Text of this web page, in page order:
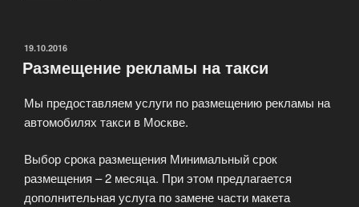
ОПУБЛИКОВАНО
19.10.2016
Размещение рекламы на такси
Мы предоставляем услуги по размещению рекламы на
автомобилях такси в Москве.
Выбор срока размещения Минимальный срок
размещения – 2 месяца. При этом предлагается
дополнительная услуга по замене части макета